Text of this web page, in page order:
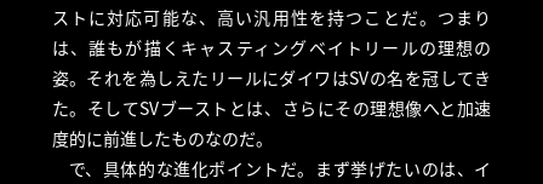
ストに対応可能な、高い汎用性を持つことだ。つまり
は、誰もが描くキャスティングベイトリールの理想の
姿。それを為しえたリールにダイワはSVの名を冠してき
た。そしてSVブーストとは、さらにその理想像へと加速
度的に前進したものなのだ。
で、具体的な進化ポイントだ。まず挙げたいのは、イ